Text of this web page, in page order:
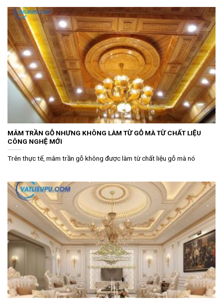
MÂM TRẦN GỖ NHƯNG KHÔNG LÀM TỪ GỖ MÀ TỪ CHẤT LIỆU
CÔNG NGHỆ MỚI
Trên thực tế, mâm trần gỗ không được làm từ chất liệu gỗ mà nó